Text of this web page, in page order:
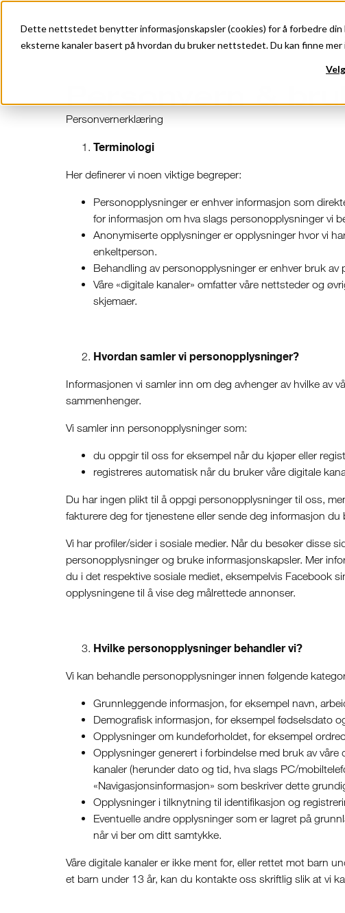
Dette nettstedet benytter informasjonskapsler (cookies) for å forbedre
eksterne kanaler basert på hvordan du bruker nettstedet. Du kan finne
Personvern &
Personvernerklæring
Terminologi
Her definerer vi noen viktige begreper:
Personopplysninger er enhver informasjon som
for informasjon om hva slags personopplysninger vi
Anonymiserte opplysninger er opplysninger hvor vi
enkeltperson.
Behandling av personopplysninger er enhver bruk
Våre «digitale kanaler» omfatter våre nettsteder og
skjemaer.
Hvordan samler vi personopplysninger?
Informasjonen vi samler inn om deg avhenger av hvilke av
sammenhenger.
Vi samler inn personopplysninger som:
du oppgir til oss for eksempel når du kjøper eller
registreres automatisk når du bruker våre digitale
Du har ingen plikt til å oppgi personopplysninger til oss,
fakturere deg for tjenestene eller sende deg informasjon du
Vi har profiler/sider i sosiale medier. Når du besøker disse
personopplysninger og bruke informasjonskapsler. Mer
du i det respektive sosiale mediet, eksempelvis Facebook
opplysningene til å vise deg målrettede annonser.
Hvilke personopplysninger behandler vi?
Vi kan behandle personopplysninger innen følgende
Grunnleggende informasjon, for eksempel navn,
Demografisk informasjon, for eksempel fødselsdato
Opplysninger om kundeforholdet, for eksempel
Opplysninger generert i forbindelse med bruk av
kanaler (herunder dato og tid, hva slags PC/
«Navigasjonsinformasjon» som beskriver dette
Opplysninger i tilknytning til identifikasjon og
Eventuelle andre opplysninger som er lagret på
når vi ber om ditt samtykke.
Våre digitale kanaler er ikke ment for, eller rettet mot barn
et barn under 13 år, kan du kontakte oss skriftlig slik at vi